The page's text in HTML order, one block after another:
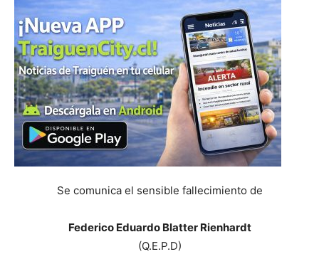
Se comunica el sensible fallecimiento de
Federico Eduardo Blatter Rienhardt
(Q.E.P.D)